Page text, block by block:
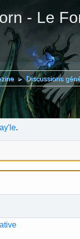
- Le
► Discussions
.